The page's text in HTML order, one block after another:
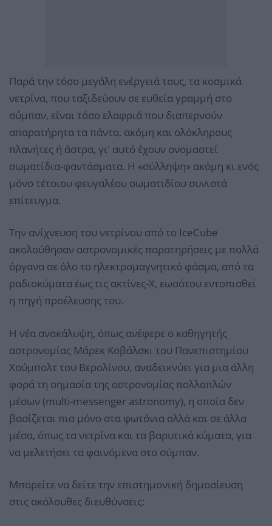
Παρά την τόσο μεγάλη ενέργειά τους, τα κοσμικά
νετρίνα, που ταξιδεύουν σε ευθεία γραμμή στο
σύμπαν, είναι τόσο ελαφριά που διαπερνούν
απαρατήρητα τα πάντα, ακόμη και ολόκληρους
πλανήτες ή άστρα, γι' αυτό έχουν ονομαστεί
σωματίδια-φαντάσματα. Η «σύλληψη» ακόμη κι ενός
μόνο τέτοιου φευγαλέου σωματιδίου συνιστά
επίτευγμα.
Την ανίχνευση του νετρίνου από το IceCube
ακολούθησαν αστρονομικές παρατηρήσεις με πολλά
όργανα σε όλο το ηλεκτρομαγνητικό φάσμα, από τα
ραδιοκύματα έως τις ακτίνες-Χ, εωσότου εντοπισθεί
η πηγή προέλευσης του.
Η νέα ανακάλυψη, όπως ανέφερε ο καθηγητής
αστρονομίας Μάρεκ Κοβάλσκι του Πανεπιστημίου
Χούμπολτ του Βερολίνου, αναδεικνύει για μια άλλη
φορά τη σημασία της αστρονομίας πολλαπλών
μέσων (multi-messenger astronomy), η οποία δεν
βασίζεται πια μόνο στα φωτόνια αλλά και σε άλλα
μέσα, όπως τα νετρίνα και τα βαρυτικά κύματα, για
να μελετήσει τα φαινόμενα στο σύμπαν.
Μπορείτε να δείτε την επιστημονική δημοσίευση
στις ακόλουθες διευθύνσεις: